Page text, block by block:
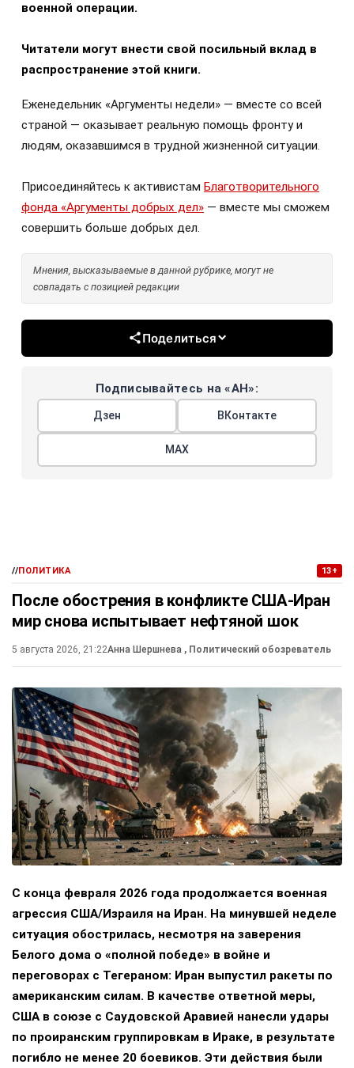
военной операции.
Читатели могут внести свой посильный вклад в
распространение этой книги.
Еженедельник «Аргументы недели» — вместе со всей
страной — оказывает реальную помощь фронту и
людям, оказавшимся в трудной жизненной ситуации.
Присоединяйтесь к активистам Благотворительного
фонда «Аргументы добрых дел» — вместе мы сможем
совершить больше добрых дел.
Мнения, высказываемые в данной рубрике, могут не
совпадать с позицией редакции
Поделиться
Подписывайтесь на «АН»:
Дзен ВКонтакте
МАХ
//ПОЛИТИКА 13+
После обострения в конфликте США-Иран
мир снова испытывает нефтяной шок
5 августа 2026, 21:22Анна Шершнева , Политический обозреватель
С конца февраля 2026 года продолжается военная
агрессия США/Израиля на Иран. На минувшей неделе
ситуация обострилась, несмотря на заверения
Белого дома о «полной победе» в войне и
переговорах с Тегераном: Иран выпустил ракеты по
американским силам. В качестве ответной меры,
США в союзе с Саудовской Аравией нанесли удары
по проиранским группировкам в Ираке, в результате
погибло не менее 20 боевиков. Эти действия были